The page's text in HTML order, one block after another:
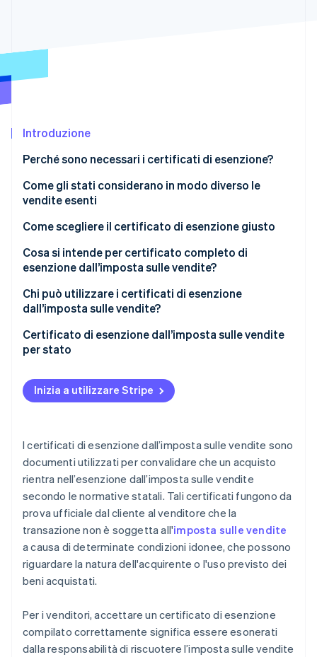
Costituzione di start-up
Identity
Stripe Sessions 2026
Guarda ora
Introduzione
Perché sono necessari i certificati di esenzione?
Come gli stati considerano in modo diverso le
vendite esenti
Come scegliere il certificato di esenzione giusto
Cosa si intende per certificato completo di
esenzione dall’imposta sulle vendite?
Chi può utilizzare i certificati di esenzione
dall’imposta sulle vendite?
Certificato di esenzione dall’imposta sulle vendite
per stato
Inizia a utilizzare Stripe
I certificati di esenzione dall’imposta sulle vendite sono
documenti utilizzati per convalidare che un acquisto
rientra nell’esenzione dall’imposta sulle vendite
secondo le normative statali. Tali certificati fungono da
prova ufficiale dal cliente al venditore che la
transazione non è soggetta all'imposta sulle vendite
a causa di determinate condizioni idonee, che possono
riguardare la natura dell'acquirente o l'uso previsto dei
beni acquistati.
Per i venditori, accettare un certificato di esenzione
compilato correttamente significa essere esonerati
dalla responsabilità di riscuotere l’imposta sulle vendite